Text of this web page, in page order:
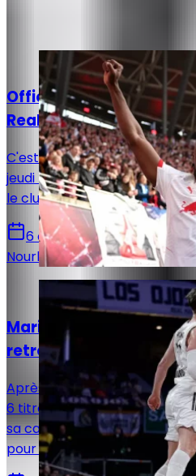
Actualités
Officiel : Yan Diomandé
Real Madrid !
C'est désormais officiel. Le
jeudi la signature de Yan
le club madrilène jusqu'en juin
6 août 2026
Nourhane Haroui
Basket
Mario Hezonja quitte le
retrouve la NBA avec
Après quatre saisons sous le
6 titres, Mario Hezonja
sa carrière. Le croate quitte
pour s’installer à Cleveland